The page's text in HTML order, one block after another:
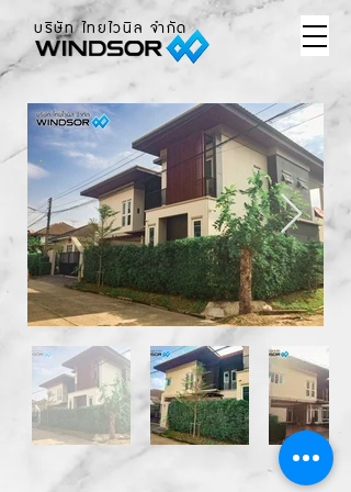
บริษัท ไทยไวนิล จำกัด